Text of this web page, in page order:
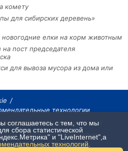
комету
для сибирских деревень»
новогодние елки на корм животным
пост председателя
для вывоза мусора из дома или
технологии
«Наш Север». Все права охраняются
на других сайтах, обязательна
соглашаетесь с тем, что мы
сбора статистической
и "LiveInternet",а
технологий